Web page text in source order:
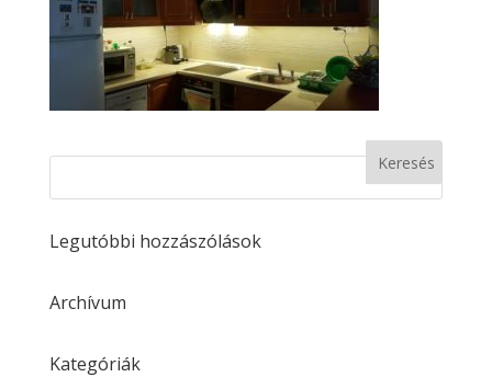
Legutóbbi hozzászólások
Archívum
Kategóriák